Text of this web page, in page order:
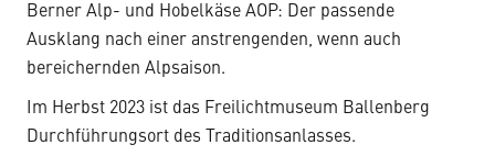
Berner Alp- und Hobelkäse AOP: Der passende
Ausklang nach einer anstrengenden, wenn auch
bereichernden Alpsaison.
Im Herbst 2023 ist das Freilichtmuseum Ballenberg
Durchführungsort des Traditionsanlasses.